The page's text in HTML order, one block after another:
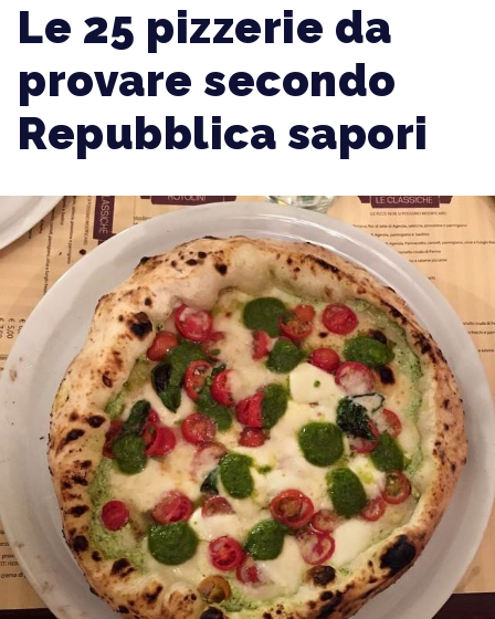
Le 25 pizzerie da
provare secondo
Repubblica sapori